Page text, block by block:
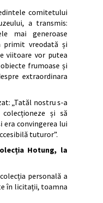
comitetului
a transmis:
mai generoase
primit vreodată și
viitoare vor putea
frumoase și
extraordinara
„Tatăl nostru s-a
și să
era convingerea lui
tuturor”.
Hotung, la
personală a
în licitații, toamna